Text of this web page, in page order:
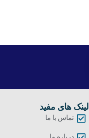
لینک های مفید
تماس با ما